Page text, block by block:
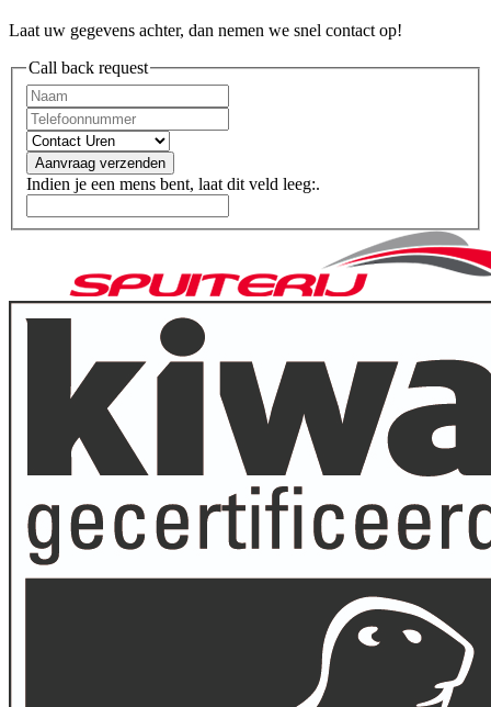
Laat uw gegevens achter, dan nemen we snel contact op!
Call back request
Aanvraag verzenden
Indien je een mens bent, laat dit veld leeg:.